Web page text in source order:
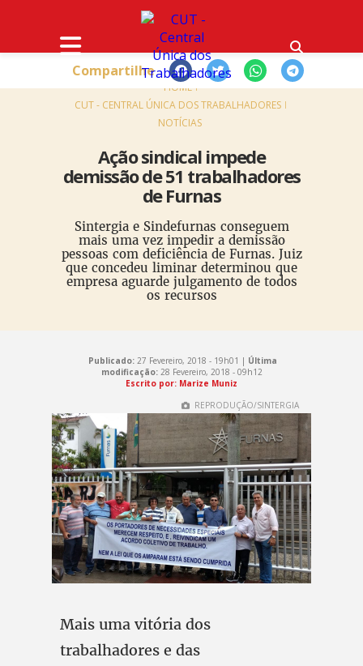
HOME
CUT - CENTRAL ÚNICA DOS TRABALHADORES
NOTÍCIAS
Ação sindical impede
demissão de 51 trabalhadores
de Furnas
Sintergia e Sindefurnas conseguem
mais uma vez impedir a demissão
pessoas com deficiência de Furnas. Juiz
que concedeu liminar determinou que
empresa aguarde julgamento de todos
os recursos
Compartilhe
Publicado: 27 Fevereiro, 2018 - 19h01 | Última
modificação:28 Fevereiro, 2018 - 09h12
Escrito por: Marize Muniz
REPRODUÇÃO/SINTERGIA
Mais uma vitória dos
trabalhadores e das